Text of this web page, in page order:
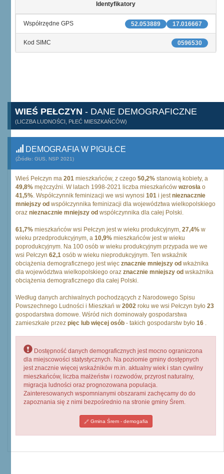
Identyfikatory
17.016667
52.053889
Współrzędne GPS
0596530
Kod SIMC
WIEŚ PEŁCZYN - DANE DEMOGRAFICZNE
(LICZBA LUDNOŚCI, PŁEĆ MIESZKAŃCÓW)
DEMOGRAFIA W PIGUŁCE
(Źródło: GUS, NSP 2021)
Wieś Pełczyn ma 201 mieszkańców, z czego 50,2% stanowią kobiety, a
49,8% mężczyźni. W latach 1998-2021 liczba mieszkańców wzrosła o
41,5%. Współczynnik feminizacji we wsi wynosi 101 i jestnieznacznie
mniejszy od współczynnika feminizacji dla województwa wielkopolskiego
oraz nieznacznie mniejszy od współczynnika dla całej Polski.
61,7% mieszkańców wsi Pełczyn jest w wieku produkcyjnym, 27,4% w
wieku przedprodukcyjnym, a 10,9% mieszkańców jest w wieku
poprodukcyjnym. Na 100 osób w wieku produkcyjnym przypada we we
wsi Pełczyn 62,1 osób w wieku nieprodukcyjnym. Ten wskaźnik
obciążenia demograficznego jest więc znacznie mniejszy od wkażnika
dla województwa wielkopolskiego oraz znacznie mniejszy od wskażnika
obciążenia demograficznego dla całej Polski.
Według danych archiwalnych pochodzących z Narodowego Spisu
Powszechnego Ludności i Mieszkań w 2002 roku we wsi Pełczyn było 23
gospodarstwa domowe. Wśród nich dominowały gospodarstwa
zamieszkałe przez pięc lub więcej osób - takich gospodarstw było 16 .
Dostępność danych demograficznych jest mocno ograniczona
dla miejscowości statystycznych. Na poziomie gminy dostępnych
jest znacznie więcej wskaźników m.in. aktualny wiek i stan cywilny
mieszkańców, liczba małżeństw i rozwodów, przyrost naturalny,
migracja ludności oraz prognozowana populacja.
Zainteresowanych wspomnianymi obszarami zachęcamy do do
zapoznania się z nimi bezpośrednio na stronie gminy Śrem.
Gmina Śrem - demogafia